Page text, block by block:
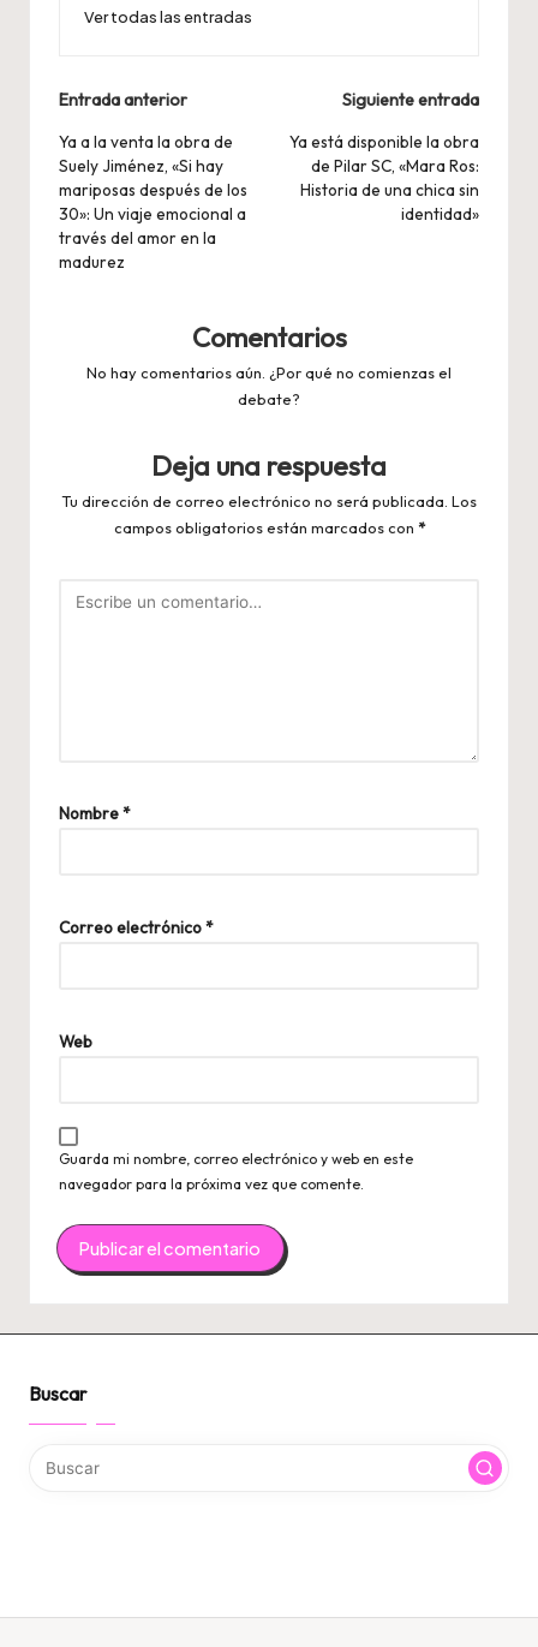
Ver todas las entradas
Navegación
de
entradas
Entrada anterior
Ya a la venta la obra de
Suely Jiménez, «Si hay
mariposas después de los
30»: Un viaje emocional a
través del amor en la
madurez
Siguiente entrada
Ya está disponible la obra
de Pilar SC, «Mara Ros:
Historia de una chica sin
identidad»
Comentarios
No hay comentarios aún. ¿Por qué no comienzas el
debate?
Deja una respuesta
Tu dirección de correo electrónico no será publicada. Los
campos obligatorios están marcados con *
Nombre*
Correo electrónico*
Web
Guarda mi nombre, correo electrónico y web en este
navegador para la próxima vez que comente.
Buscar